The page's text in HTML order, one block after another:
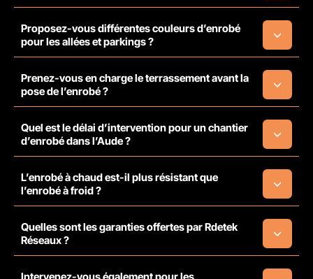
Proposez-vous différentes couleurs d’enrobé
pour les allées et parkings ?
Prenez-vous en charge le terrassement avant la
pose de l’enrobé ?
Quel est le délai d’intervention pour un chantier
d’enrobé dans l’Aude ?
L’enrobé à chaud est-il plus résistant que
l’enrobé à froid ?
Quelles sont les garanties offertes par Rdetek
Réseaux ?